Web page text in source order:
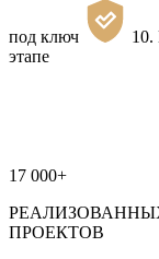
под ключ 10.
этапе
17 000+
ПРОЕКТОВ